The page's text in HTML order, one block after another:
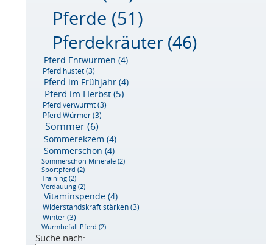
Pferde (51)
Pferdekräuter(46)
Pferd Entwurmen (4)
Pferd hustet(3)
Pferd im Frühjahr(4)
Pferd im Herbst(5)
Pferd verwurmt(3)
Pferd Würmer(3)
Sommer(6)
Sommerekzem (4)
Sommerschön (4)
Sommerschön Minerale (2)
Sportpferd (2)
Training (2)
Verdauung (2)
Vitaminspende(4)
Widerstandskraft stärken(3)
Winter(3)
Wurmbefall Pferd (2)
Suche nach: